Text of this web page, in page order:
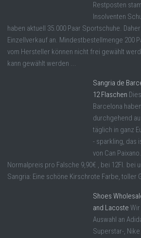
Restposten
Insolventen
haben aktuell 35.000 Paar Sportschuhe.
Einzellverkauf an. Mindestbestellmenge 200
vom Hersteller können nicht frei gewählt
kann gewählt werden ...
Sangria de
12 Flaschen
Barcelona
durchgehend
täglich in ganz
- sparkling, das
von Can
Normalpreis pro Falsche 9,90€ , bei 12Fl. bei
Sangria: Eine schöne Kirschrote Farbe, toller
Shoes
and Lacoste
Auswahl an
Superstar-,